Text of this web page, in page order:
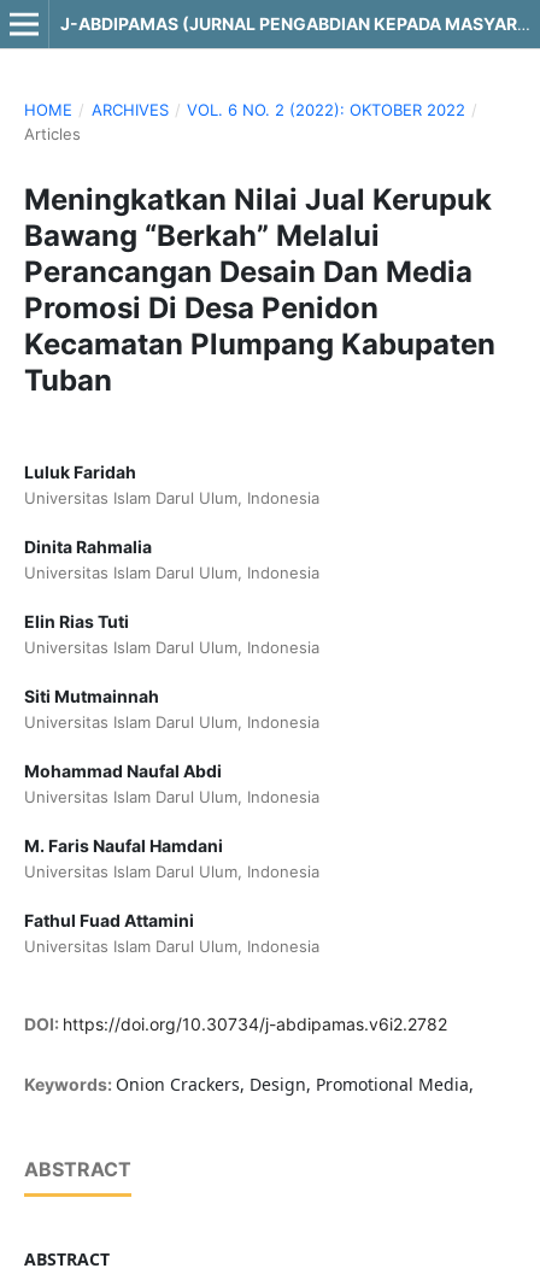
J-ABDIPAMAS (JURNAL PENGABDIAN KEPADA MASYARAKAT)
HOME / ARCHIVES / VOL. 6 NO. 2 (2022): OKTOBER 2022 /
Articles
Meningkatkan Nilai Jual Kerupuk
Bawang “Berkah” Melalui
Perancangan Desain Dan Media
Promosi Di Desa Penidon
Kecamatan Plumpang Kabupaten
Tuban
Luluk Faridah
Universitas Islam Darul Ulum, Indonesia
Dinita Rahmalia
Universitas Islam Darul Ulum, Indonesia
Elin Rias Tuti
Universitas Islam Darul Ulum, Indonesia
Siti Mutmainnah
Universitas Islam Darul Ulum, Indonesia
Mohammad Naufal Abdi
Universitas Islam Darul Ulum, Indonesia
M. Faris Naufal Hamdani
Universitas Islam Darul Ulum, Indonesia
Fathul Fuad Attamini
Universitas Islam Darul Ulum, Indonesia
DOI: https://doi.org/10.30734/j-abdipamas.v6i2.2782
Keywords: Onion Crackers, Design, Promotional Media,
ABSTRACT
ABSTRACT